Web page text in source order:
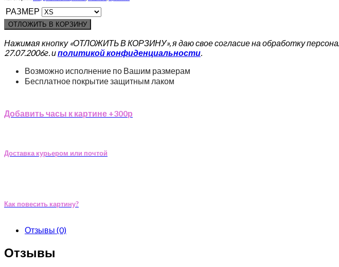
РАЗМЕР
ОТЛОЖИТЬ В КОРЗИНУ
Нажимая кнопку «ОТЛОЖИТЬ В КОРЗИНУ», я даю свое согласие на обработку
27.07.2006г. иполитикой конфиденциальности.
Возможно исполнение по Вашим размерам
Бесплатное покрытие защитным лаком
Добавить часы к картине +300р
Доставка курьером или почтой
Как повесить картину?
Отзывы (0)
Отзывы